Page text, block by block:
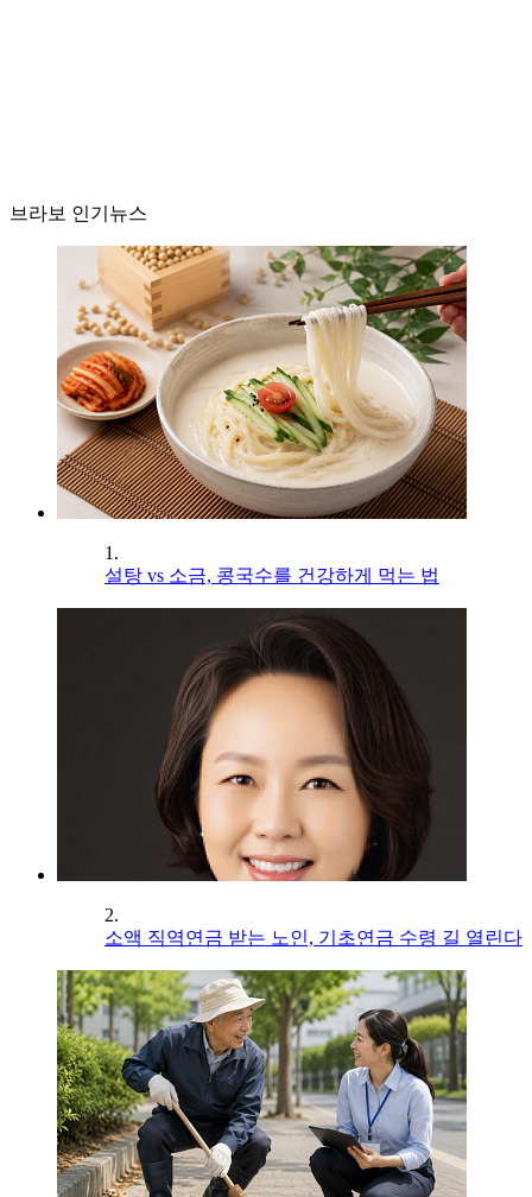
브라보 인기뉴스
1.
설탕 vs 소금, 콩국수를 건강하게 먹는 법
2.
소액 직역연금 받는 노인, 기초연금 수령 길 열린다